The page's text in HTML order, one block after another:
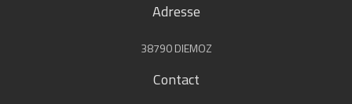
Adresse
38790 DIEMOZ
Contact